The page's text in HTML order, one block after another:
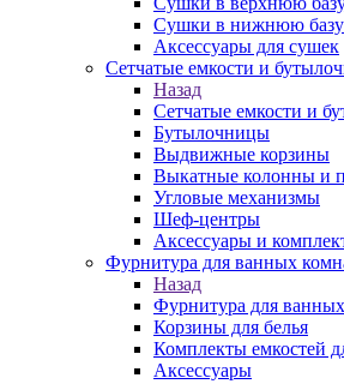
Сушки в нижнюю базу
Аксессуары для сушек
Сетчатые емкости и
Назад
Сетчатые емкости и
Бутылочницы
Выдвижные корзины
Выкатные колонны и
Угловые механизмы
Шеф-центры
Аксессуары и
Фурнитура для ванных
Назад
Фурнитура для
Корзины для белья
Комплекты емкостей
Аксессуары